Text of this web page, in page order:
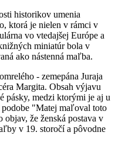
historikov umenia
ktorá je nielen v rámci v
vo vtedajšej Európe a
miniatúr bola v
ako nástenná maľba.
- zemepána Juraja
Margita. Obsah výjavu
pásky, medzi ktorými je aj u
podobe "Matej maľoval toto
objav, že ženská postava v
v 19. storočí a pôvodne